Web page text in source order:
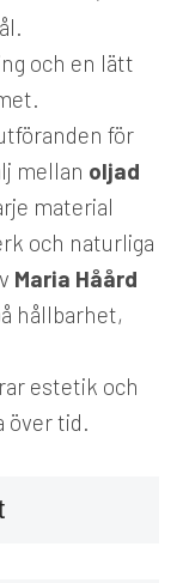
och en lätt
för
mellan oljad
material
och naturliga
Maria Håård
hållbarhet,
estetik och
tid.